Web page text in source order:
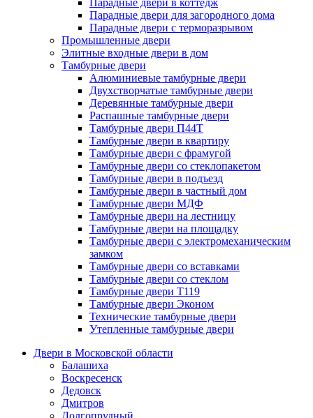
Парадные двери в коттедж
Парадные двери для загородного дома
Парадные двери с терморазрывом
Промышленные двери
Элитные входные двери в дом
Тамбурные двери
Алюминиевые тамбурные двери
Двухстворчатые тамбурные двери
Деревянные тамбурные двери
Распашные тамбурные двери
Тамбурные двери П44Т
Тамбурные двери в квартиру
Тамбурные двери с фрамугой
Тамбурные двери со стеклопакетом
Тамбурные двери в подъезд
Тамбурные двери в частный дом
Тамбурные двери МДФ
Тамбурные двери на лестницу
Тамбурные двери на площадку
Тамбурные двери с электромеханическим
замком
Тамбурные двери со вставками
Тамбурные двери со стеклом
Тамбурные двери Т119
Тамбурные двери Эконом
Технические тамбурные двери
Утепленные тамбурные двери
Двери в Московской области
Балашиха
Воскресенск
Дедовск
Дмитров
Долгопрудный